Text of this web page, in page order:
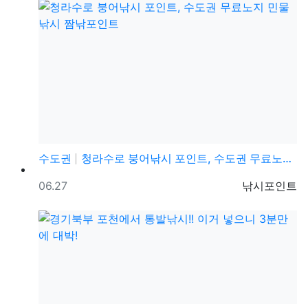
수도권
청라수로 붕어낚시 포인트, 수도권 무료노지 민물낚시 짬…
등록자
낚시포인트
등록일
06.27